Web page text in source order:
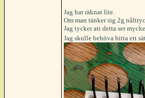
Jag har räknat lite.
Om man tänker sig 2g
Jag tycker att detta ser
Jag skulle behöva hitta ett